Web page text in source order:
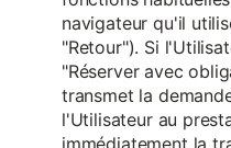
navigateur qu'il
"Retour"). Si
"Réserver avec
transmet la
l'Utilisateur au